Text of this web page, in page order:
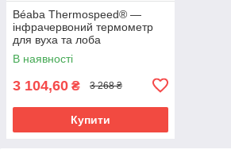
Béaba Thermospeed® —
інфрачервоний термометр
для вуха та лоба
В наявності
3 104,60 ₴ 3 268 ₴
Купити